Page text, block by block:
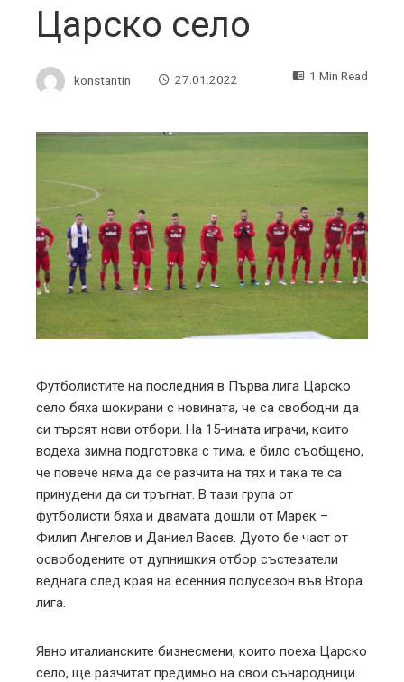
Царско село
konstantin 27.01.2022 1 Min Read
Футболистите на последния в Първа лига Царско
село бяха шокирани с новината, че са свободни да
си търсят нови отбори. На 15-ината играчи, които
водеха зимна подготовка с тима, е било съобщено,
че повече няма да се разчита на тях и така те са
принудени да си тръгнат. В тази група от
футболисти бяха и двамата дошли от Марек –
Филип Ангелов и Даниел Васев. Дуото бе част от
освободените от дупнишкия отбор състезатели
веднага след края на есенния полусезон във Втора
лига.
Явно италианските бизнесмени, които поеха Царско
село, ще разчитат предимно на свои сънародници.